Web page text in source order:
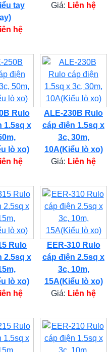
tay
hệ
Giá: Liên hệ
Rulo
1.5sq x
lò xo)
hệ
ALE-230B Rulo
cáp điện 1.5sq x
3c, 30m,
10A(Kiểu lò xo)
Giá: Liên hệ
Rulo
2.5sq x
lò xo)
hệ
EER-310 Rulo
cáp điện 2.5sq x
3c, 10m,
15A(Kiểu lò xo)
Giá: Liên hệ